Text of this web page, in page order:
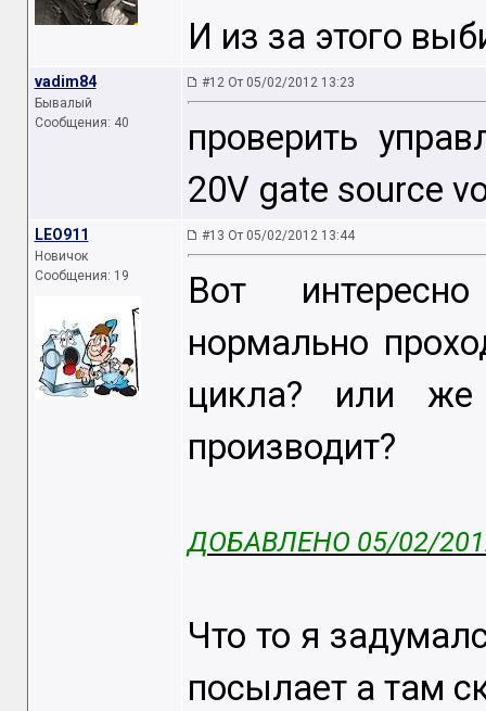
И из за этого
vadim84
Бывалый
Сообщения: 40
#12 От 05/02/2012 13:23
проверить
20V gate source
LEO911
Новичок
Сообщения: 19
#13 От 05/02/2012 13:44
Вот
нормально
цикла? или
производит?
ДОБАВЛЕНО 05/02/
Что то я
посылает а там